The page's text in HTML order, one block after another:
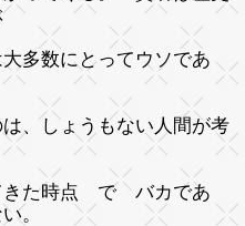
多数にとってウソであ
、しょうもない人間が考
きた時点 で バカであ
。